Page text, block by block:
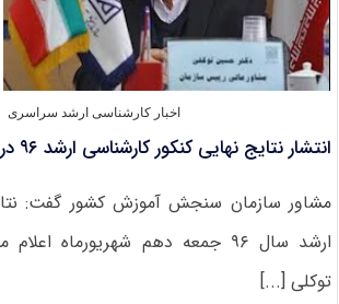
اخبار کارشناسی ارشد سراسری
انتشار نتایج نهایی کنکور کارشناسی ارشد ۹۶ در روز جمعه
مشاور سازمان سنجش آموزش کشور گفت:
ارشد سال ۹۶ جمعه دهم شهریورماه
توکلی [...]